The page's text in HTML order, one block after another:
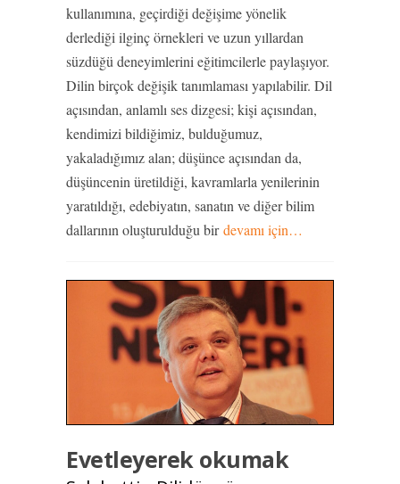
kullanımına, geçirdiği değişime yönelik
derlediği ilginç örnekleri ve uzun yıllardan
süzdüğü deneyimlerini eğitimcilerle paylaşıyor.
Dilin birçok değişik tanımlaması yapılabilir. Dil
açısından, anlamlı ses dizgesi; kişi açısından,
kendimizi bildiğimiz, bulduğumuz,
yakaladığımız alan; düşünce açısından da,
düşüncenin üretildiği, kavramlarla yenilerinin
yaratıldığı, edebiyatın, sanatın ve diğer bilim
dallarının oluşturulduğu bir devamı için…
Evetleyerek okumak